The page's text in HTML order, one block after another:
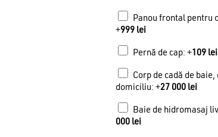
Panou frontal pentru
+999 lei
Pernă de cap: +109 lei
Corp de cadă de
domiciliu: +27 000 lei
Baie de hidromasaj
000 lei